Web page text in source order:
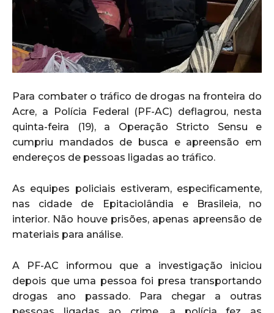
Para combater o tráfico de drogas na fronteira do
Acre, a Polícia Federal (PF-AC) deflagrou, nesta
quinta-feira (19), a Operação Stricto Sensu e
cumpriu mandados de busca e apreensão em
endereços de pessoas ligadas ao tráfico.
As equipes policiais estiveram, especificamente,
nas cidade de Epitaciolândia e Brasileia, no
interior. Não houve prisões, apenas apreensão de
materiais para análise.
A PF-AC informou que a investigação iniciou
depois que uma pessoa foi presa transportando
drogas ano passado. Para chegar a outras